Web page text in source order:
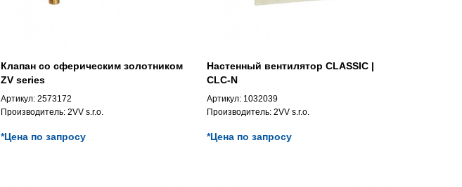
Клапан со сферическим золотником
ZV series
Артикул: 2573172
Производитель: 2VV s.r.o.
*Цена по запросу
Настенный вентилятор CLASSIC |
CLC-N
Артикул: 1032039
Производитель: 2VV s.r.o.
*Цена по запросу